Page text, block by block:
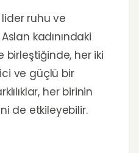
ruhu ve
kadınındaki
birleştiğinde, her iki
ve güçlü bir
her birinin
de etkileyebilir.